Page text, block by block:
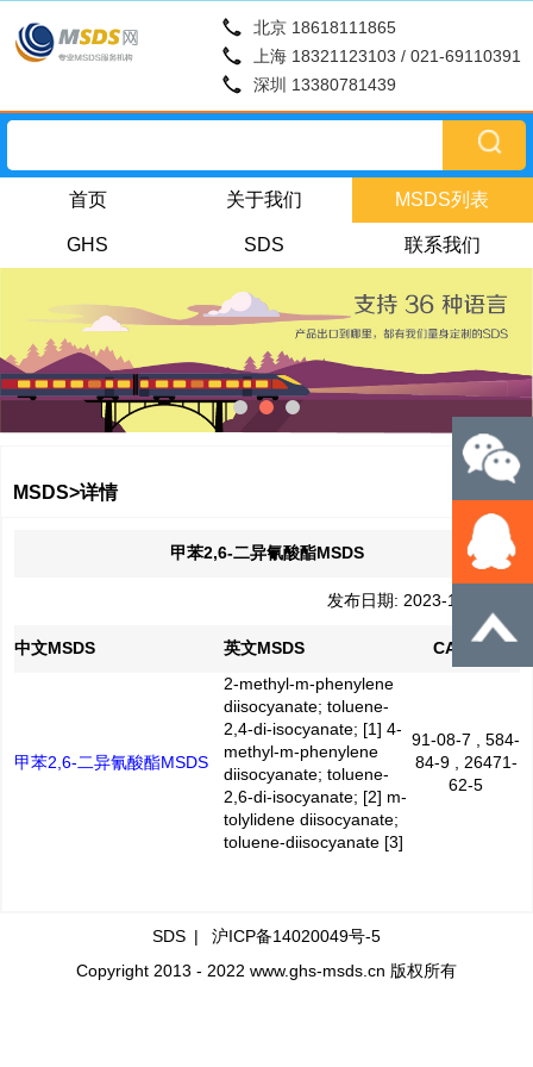
北京 18618111865
上海 18321123103 / 021-69110391
深圳 13380781439
首页 关于我们 MSDS列表
GHS SDS 联系我们
MSDS>详情
甲苯2,6-二异氰酸酯MSDS
发布日期: 2023-12-15
中文MSDS 英文MSDS CAS No.
甲苯2,6-二异氰酸酯MSDS
2-methyl-m-phenylene
diisocyanate; toluene-
2,4-di-isocyanate; [1] 4-
methyl-m-phenylene
diisocyanate; toluene-
2,6-di-isocyanate; [2] m-
tolylidene diisocyanate;
toluene-diisocyanate [3]
91-08-7 , 584-
84-9 , 26471-
62-5
SDS | 沪ICP备14020049号-5
Copyright 2013 - 2022 www.ghs-msds.cn 版权所有